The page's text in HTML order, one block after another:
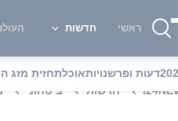
ראשי חדשות
דעות ופרשנויותאוכלתחזית מזג
חדשות ביטחוני